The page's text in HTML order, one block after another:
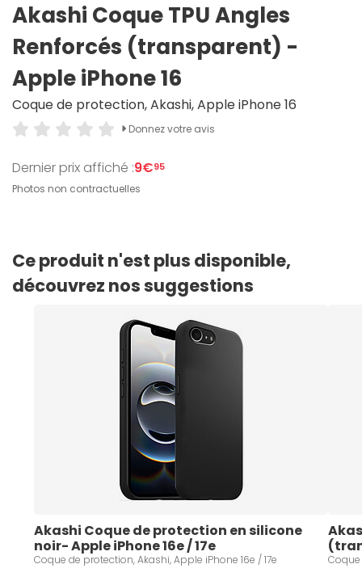
Akashi Coque TPU Angles
Renforcés (transparent) -
Apple iPhone 16
Coque de protection, Akashi, Apple iPhone 16
Donnez votre avis
Dernier prix affiché :9€95
Photos non contractuelles
Ce produit n'est plus disponible,
découvrez nos suggestions
Akashi Coque de protection en silicone
noir- Apple iPhone 16e / 17e
Coque de protection, Akashi, Apple iPhone 16e / 17e Coque